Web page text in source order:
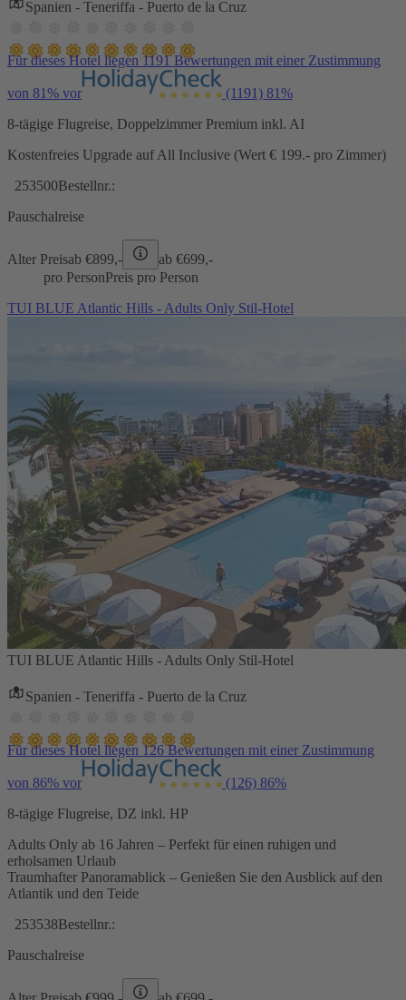
Spanien - Teneriffa - Puerto de la Cruz
Für dieses Hotel liegen 1191 Bewertungen mit einer Zustimmung
von 81% vor (1191) 81%
8-tägige Flugreise, Doppelzimmer Premium inkl. AI
Kostenfreies Upgrade auf All Inclusive (Wert € 199.- pro Zimmer)
253500Bestellnr.:
Pauschalreise
Alter Preisab €899,- ab €699,-
pro PersonPreis pro Person
TUI BLUE Atlantic Hills - Adults Only Stil-Hotel
TUI BLUE Atlantic Hills - Adults Only Stil-Hotel
Spanien - Teneriffa - Puerto de la Cruz
Für dieses Hotel liegen 126 Bewertungen mit einer Zustimmung
von 86% vor (126) 86%
8-tägige Flugreise, DZ inkl. HP
Adults Only ab 16 Jahren – Perfekt für einen ruhigen und
erholsamen Urlaub
Traumhafter Panoramablick – Genießen Sie den Ausblick auf den
Atlantik und den Teide
253538Bestellnr.:
Pauschalreise